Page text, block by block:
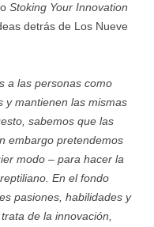
Stoking Your Innovation
detrás de Los Nueve
a las personas como
y mantienen las mismas
sabemos que las
embargo pretendemos
modo – para hacer la
En el fondo
pasiones, habilidades y
de la innovación,